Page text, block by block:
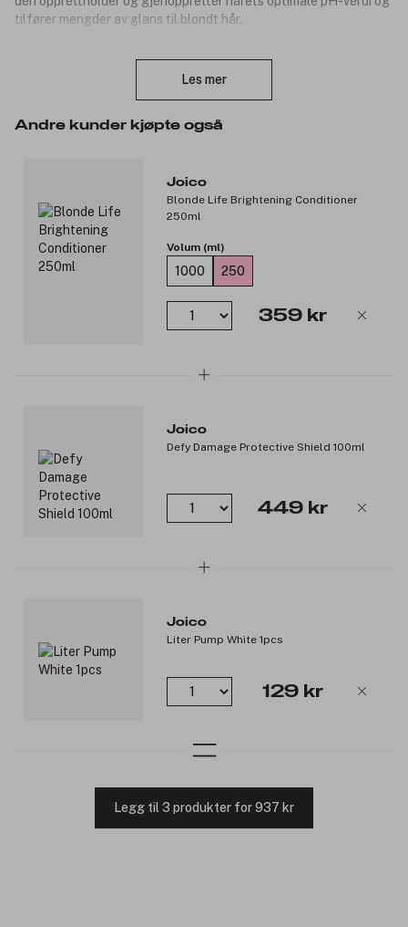
tilfører mengder av glans til blondt hår.
Les mer
Andre kunder kjøpte også
Joico
Blonde Life Brightening Conditioner
250ml
Volum (ml)
1000 250
359 kr
Joico
Defy Damage Protective Shield 100ml
449 kr
Joico
Liter Pump White 1pcs
129 kr
Legg til 3 produkter for 937 kr